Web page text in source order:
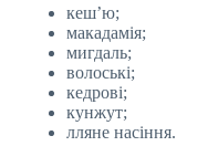
кеш’ю;
макадамія;
мигдаль;
волоські;
кедрові;
кунжут;
лляне насіння.